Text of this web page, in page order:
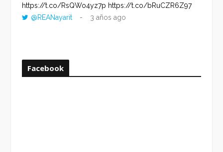
https://t.co/RsQWo4yz7p https://t.co/bRuCZR6Z97
@REANayarit
3 años ago
Facebook